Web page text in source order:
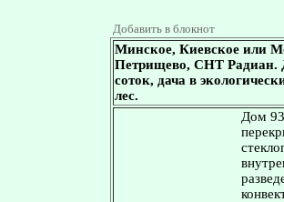
Добавить в блокнот
Минское, Киевское или
Петрищево, СНТ Радиан.
соток, дача в
лес.
Дом